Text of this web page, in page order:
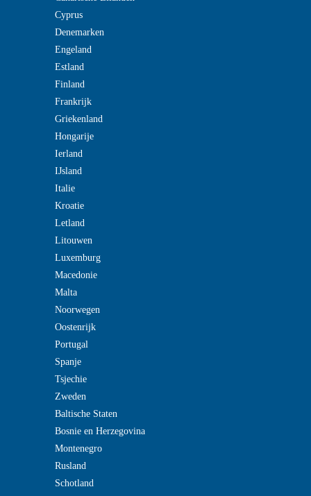
Cyprus
Denemarken
Engeland
Estland
Finland
Frankrijk
Griekenland
Hongarije
Ierland
IJsland
Italie
Kroatie
Letland
Litouwen
Luxemburg
Macedonie
Malta
Noorwegen
Oostenrijk
Portugal
Spanje
Tsjechie
Zweden
Baltische Staten
Bosnie en Herzegovina
Montenegro
Rusland
Schotland